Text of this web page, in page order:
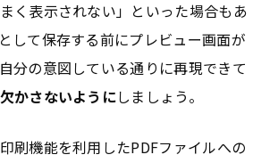
く表示されない」といった場合もあ
して保存する前にプレビュー画面が
分の意図している通りに再現できて
かさないようにしましょう。
刷機能を利用したPDFファイルへの